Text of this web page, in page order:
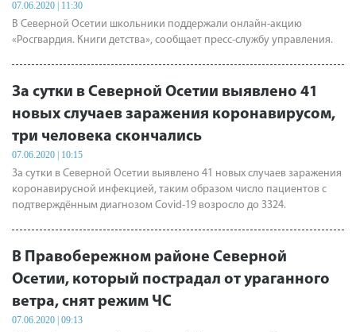
07.06.2020 | 11:30
В Северной Осетии школьники поддержали онлайн-акцию
«Росгвардия. Книги детства», сообщает пресс-службу управления.
За сутки в Северной Осетии выявлено 41
новых случаев заражения коронавирусом,
три человека скончались
07.06.2020 | 10:15
За сутки в Северной Осетии выявлено 41 новых случаев заражения
коронавирусной инфекцией, таким образом число пациентов с
подтверждённым диагнозом Covid-19 возросло до 3324.
В Правобережном районе Северной
Осетии, который пострадал от ураганного
ветра, снят режим ЧС
07.06.2020 | 09:13